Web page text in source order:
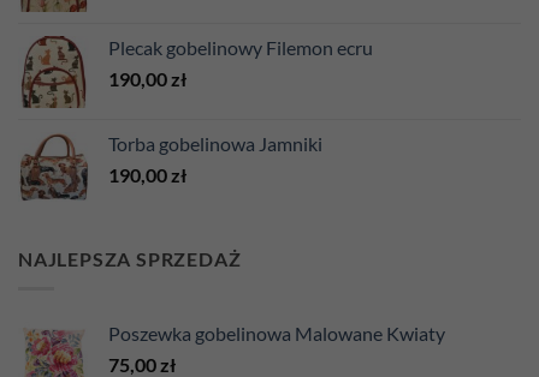
Plecak gobelinowy Filemon ecru
190,00 zł
Torba gobelinowa Jamniki
190,00 zł
NAJLEPSZA SPRZEDAŻ
Poszewka gobelinowa Malowane Kwiaty
75,00 zł